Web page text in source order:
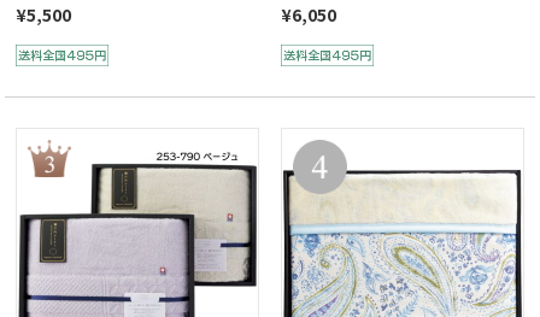
¥5,500 ¥6,050